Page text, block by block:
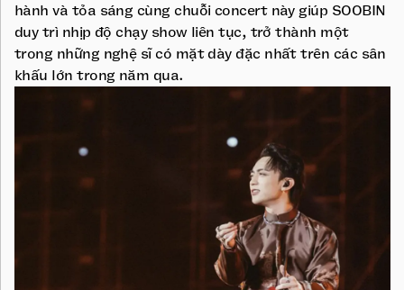
hành và tỏa sáng cùng chuỗi concert này giúp SOOBIN
duy trì nhịp độ chạy show liên tục, trở thành một
trong những nghệ sĩ có mặt dày đặc nhất trên các sân
khấu lớn trong năm qua.